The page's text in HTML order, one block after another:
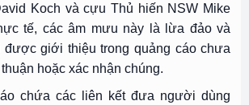
Koch và cựu Thủ hiến NSW Mike
tế, các âm mưu này là lừa đảo và
giới thiệu trong quảng cáo chưa
hoặc xác nhận chúng.
chứa các liên kết đưa người dùng